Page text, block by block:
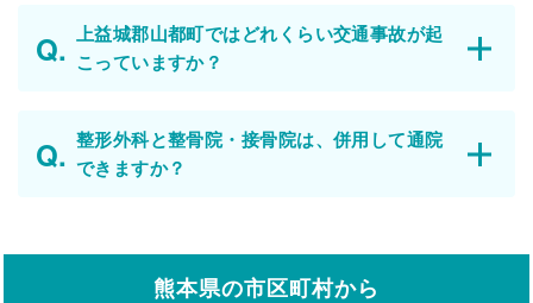
上益城郡山都町ではどれくらい交通事故が起
こっていますか？
整形外科と整骨院・接骨院は、併用して通院
できますか？
熊本県の市区町村から